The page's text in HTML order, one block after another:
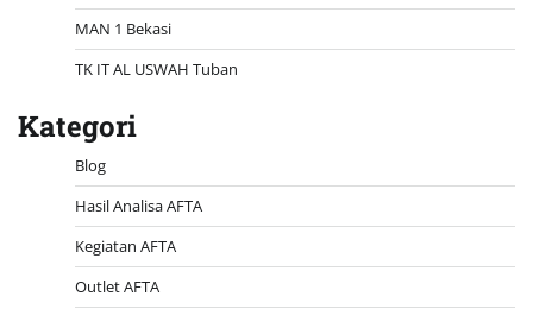
MAN 1 Bekasi
TK IT AL USWAH Tuban
Kategori
Blog
Hasil Analisa AFTA
Kegiatan AFTA
Outlet AFTA